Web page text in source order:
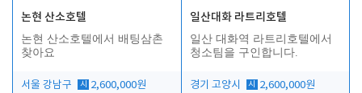
논현 산소호텔
논현 산소호텔에서 배팅삼촌
찾아요
서울 강남구 시
2,600,000원
일산대화 라트리호텔
일산 대화역 라트리호텔에서
청소팀을 구인합니다.
경기 고양시 시
2,600,000원